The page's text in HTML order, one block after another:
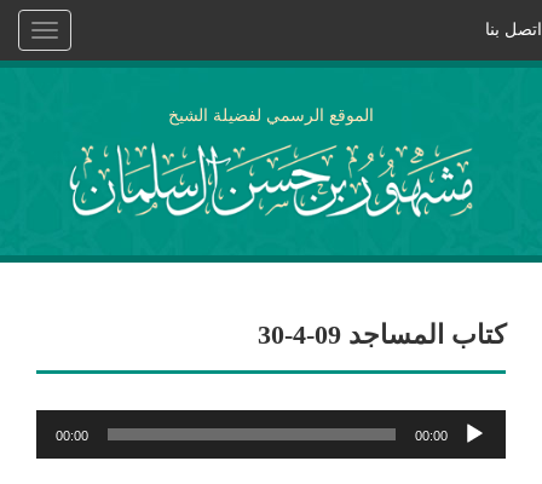
Toggle
اتصل بنا
الموقع الرسمي لفضيلة الشيخ
كتاب المساجد 09-4-30
مشغل
الصوت
00:00
00:00